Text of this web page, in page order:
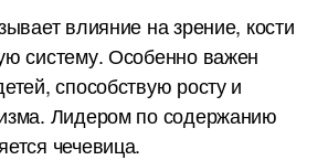
влияние на зрение, кости
систему. Особенно важен
способствую росту и
Лидером по содержанию
чечевица.